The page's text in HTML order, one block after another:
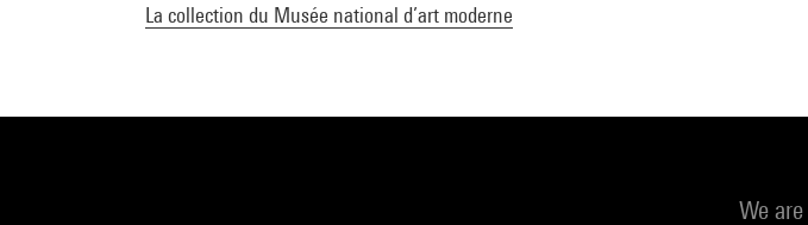
La collection du Musée national d’art moderne
We